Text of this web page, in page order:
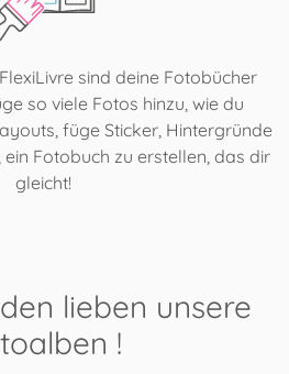
sind deine Fotobücher
so viele Fotos hinzu, wie du
füge Sticker, Hintergründe
ein Fotobuch zu erstellen, das dir
gleicht!
lieben unsere
!